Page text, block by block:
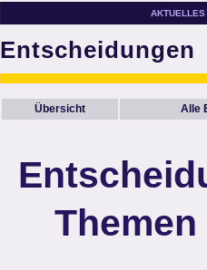
AKTUELLES
Entscheidungen
Übersicht Alle